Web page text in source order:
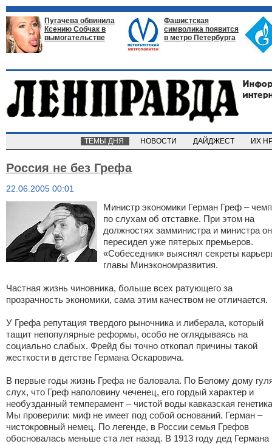
Пугачева обвинила
Ксению Собчак в
вымогательстве
Фашистская
символика появится
в метро Петербурга
ТЕМЫ ДНЯ НОВОСТИ ДАЙДЖЕСТ ИХ
Россия не без Грефа
22.06.2005 00:01
Министр экономики Герман Греф –
по слухам об отставке. При этом на
должностях замминистра и министра он
пересидел уже пятерых премьеров.
«Собеседник» выяснял секреты
главы Минэкономразвития.
Частная жизнь чиновника, больше всех ратующего за
прозрачность экономики, сама этим качеством не отличается.
У Грефа репутация твердого рыночника и либерала, который
тащит непопулярные реформы, особо не оглядываясь на
социально слабых. Фрейд бы точно откопал причины такой
жесткости в детстве Германа Оскаровича.
В первые годы жизнь Грефа не баловала. По Белому дому
слух, что Греф наполовину чеченец, его гордый характер и
необузданный темперамент – чистой воды кавказская
Мы проверили: миф не имеет под собой оснований. Герман –
чистокровный немец. По легенде, в России семья Грефов
обосновалась меньше ста лет назад. В 1913 году дед Германа